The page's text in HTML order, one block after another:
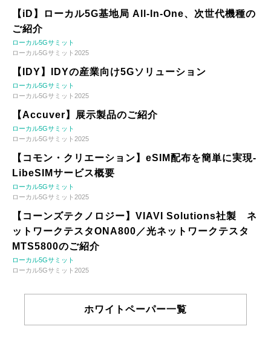
【iD】ローカル5G基地局 All-In-One、次世代機種の
ご紹介
ローカル5Gサミット
ローカル5Gサミット2025
【IDY】IDYの産業向け5Gソリューション
ローカル5Gサミット
ローカル5Gサミット2025
【Accuver】展示製品のご紹介
ローカル5Gサミット
ローカル5Gサミット2025
【コモン・クリエーション】eSIM配布を簡単に実現-
LibeSIMサービス概要
ローカル5Gサミット
ローカル5Gサミット2025
【コーンズテクノロジー】VIAVI Solutions社製 ネ
ットワークテスタONA800／光ネットワークテスタ
MTS5800のご紹介
ローカル5Gサミット
ローカル5Gサミット2025
ホワイトペーパー一覧